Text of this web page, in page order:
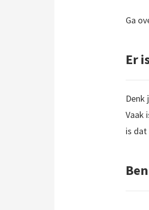
Ga
Er
Vaak
is